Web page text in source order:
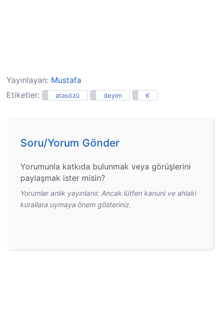
Yayınlayan: Mustafa
Etiketler:
atasözü deyim K
Soru/Yorum Gönder
Yorumunla katkıda bulunmak veya görüşlerini
paylaşmak ister misin?
Yorumlar anlık yayınlanır. Ancak lütfen kanuni ve ahlaki
kurallara uymaya önem gösteriniz.